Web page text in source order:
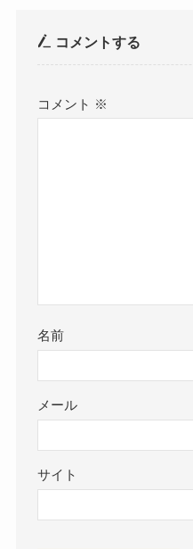
コメントする
コメント ※
名前
メール
サイト